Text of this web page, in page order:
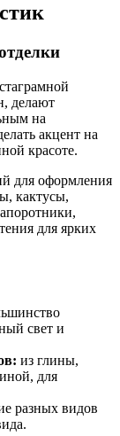
делают
на
акцент на
красоте.
для оформления
кактусы,
для ярких
свет и
из глины,
для
разных видов